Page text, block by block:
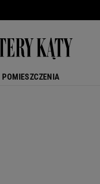
POMIESZCZENIA